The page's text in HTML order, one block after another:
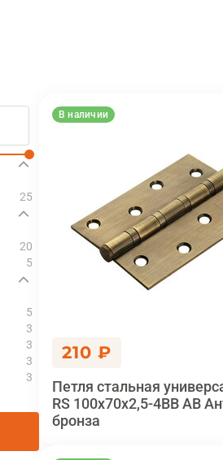
В наличии
210 ₽
Петля стальная
RS 100x70x2,5-4BB AB
бронза